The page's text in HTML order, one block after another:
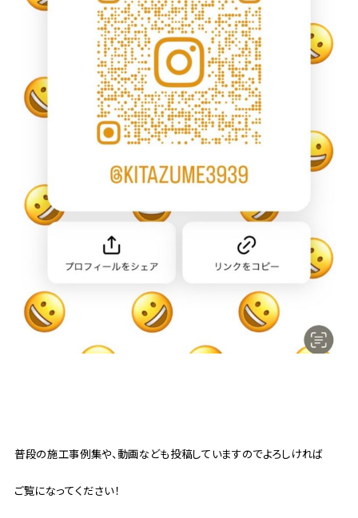
普段の施工事例集や、動画なども投稿していますのでよろしければ
ご覧になってください！